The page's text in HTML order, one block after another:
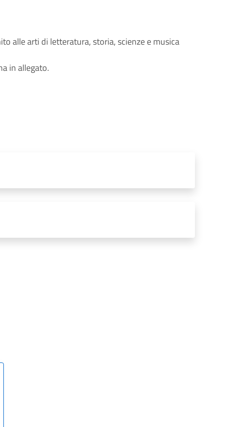
alle arti di letteratura, storia, scienze e musica
in allegato.